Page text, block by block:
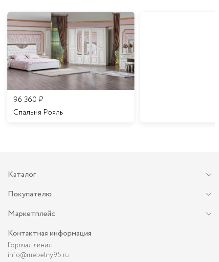
96 360 ₽
Спальня Рояль
Каталог
Покупателю
Маркетплейс
Контактная информация
Горячая линия
info@mebelny95.ru